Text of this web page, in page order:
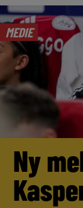
MEDIE
Ny